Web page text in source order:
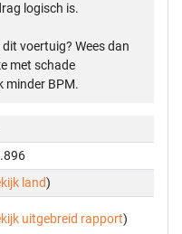
logisch is.
voertuig? Wees dan
met schade
minder BPM.
land)
uitgebreid rapport)